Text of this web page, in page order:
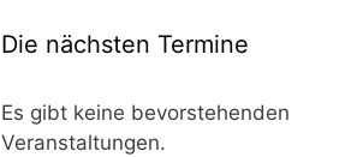
Die nächsten Termine
Es gibt keine bevorstehenden
Veranstaltungen.